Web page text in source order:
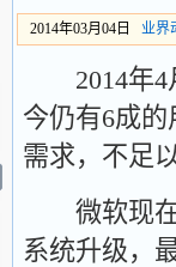
2014年03月04日 业界
2014年4
今仍有6成
需求，不足
微软现在
系统升级，